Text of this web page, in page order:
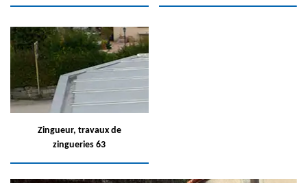
Zingueur, travaux de
zingueries 63